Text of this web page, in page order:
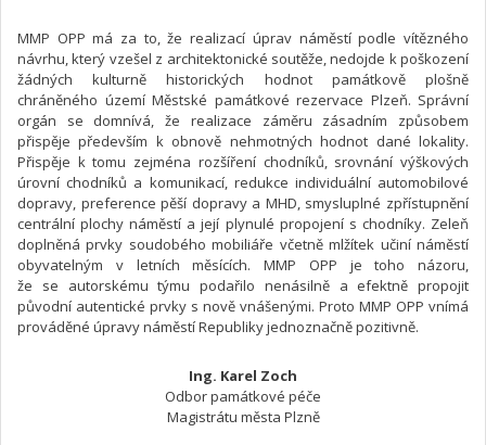
MMP OPP má za to, že realizací úprav náměstí podle vítězného
návrhu, který vzešel z architektonické soutěže, nedojde k poškození
žádných kulturně historických hodnot památkově plošně
chráněného území Městské památkové rezervace Plzeň. Správní
orgán se domnívá, že realizace záměru zásadním způsobem
přispěje především k obnově nehmotných hodnot dané lokality.
Přispěje k tomu zejména rozšíření chodníků, srovnání výškových
úrovní chodníků a komunikací, redukce individuální automobilové
dopravy, preference pěší dopravy a MHD, smysluplné zpřístupnění
centrální plochy náměstí a její plynulé propojení s chodníky. Zeleň
doplněná prvky soudobého mobiliáře včetně mlžítek učiní náměstí
obyvatelným v letních měsících. MMP OPP je toho názoru,
že se autorskému týmu podařilo nenásilně a efektně propojit
původní autentické prvky s nově vnášenými. Proto MMP OPP vnímá
prováděné úpravy náměstí Republiky jednoznačně pozitivně.
Ing. Karel Zoch
Odbor památkové péče
Magistrátu města Plzně